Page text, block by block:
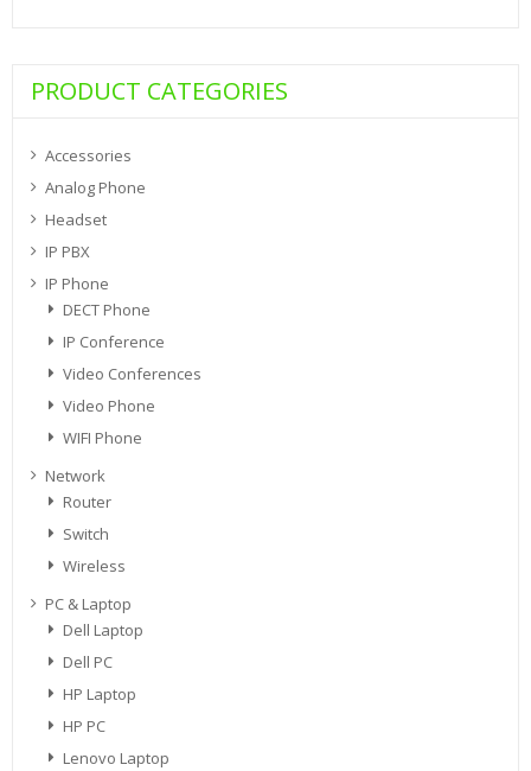
PRODUCT CATEGORIES
Accessories
Analog Phone
Headset
IP PBX
IP Phone
DECT Phone
IP Conference
Video Conferences
Video Phone
WIFI Phone
Network
Router
Switch
Wireless
PC & Laptop
Dell Laptop
Dell PC
HP Laptop
HP PC
Lenovo Laptop